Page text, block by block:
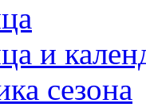
и
сезона